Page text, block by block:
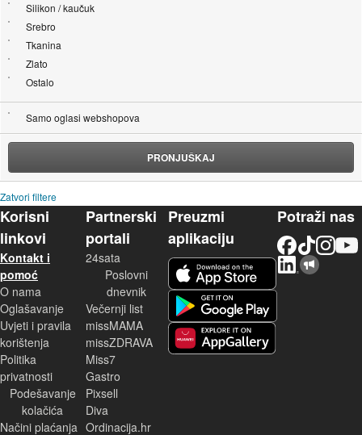
Silikon / kaučuk
Srebro
Tkanina
Zlato
Ostalo
Samo oglasi webshopova
PRONJUŠKAJ
Zatvori filtere
Korisni
linkovi
Kontakt i
pomoć
O nama
Oglašavanje
Uvjeti i pravila
korištenja
Politika
privatnosti
Podešavanje
kolačića
Načini plaćanja
Partnerski
portali
24sata
Poslovni
dnevnik
Večernji list
missMAMA
missZDRAVA
Miss7
Gastro
Pixsell
Diva
Ordinacija.hr
Preuzmi
aplikaciju
Potraži nas